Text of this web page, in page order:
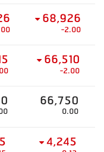
68,926
-2.00
66,510
-2.00
66,750
0.00
4,245